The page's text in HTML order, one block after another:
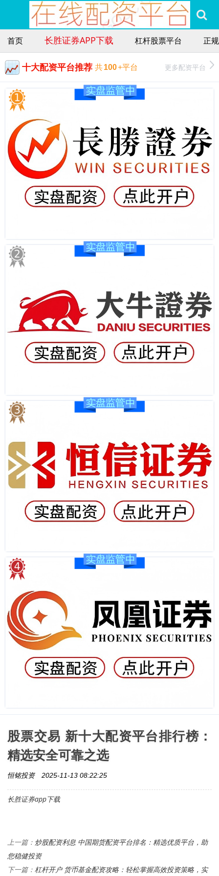
首页 长胜证券APP下载 杠杆股票平台 正
十大配资平台推荐 共100+平台 更多配资平台
股票交易 新十大配资平台排行榜：
精选安全可靠之选
恒铭投资 2025-11-13 08:22:25
长胜证券app下载
上一篇： 炒股配资利息 中国期货配资平台排名：精选优质平台，助
您稳健投资
下一篇： 杠杆开户 货币基金配资攻略：轻松掌握高效投资策略，实